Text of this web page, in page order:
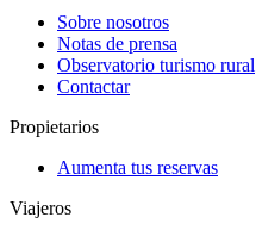
Sobre nosotros
Notas de prensa
Observatorio turismo rural
Contactar
Propietarios
Aumenta tus reservas
Viajeros